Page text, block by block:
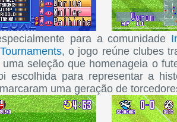
para a comunidade
, o jogo reúne clubes
seleção que homenageia o
escolhida para representar a
uma geração de